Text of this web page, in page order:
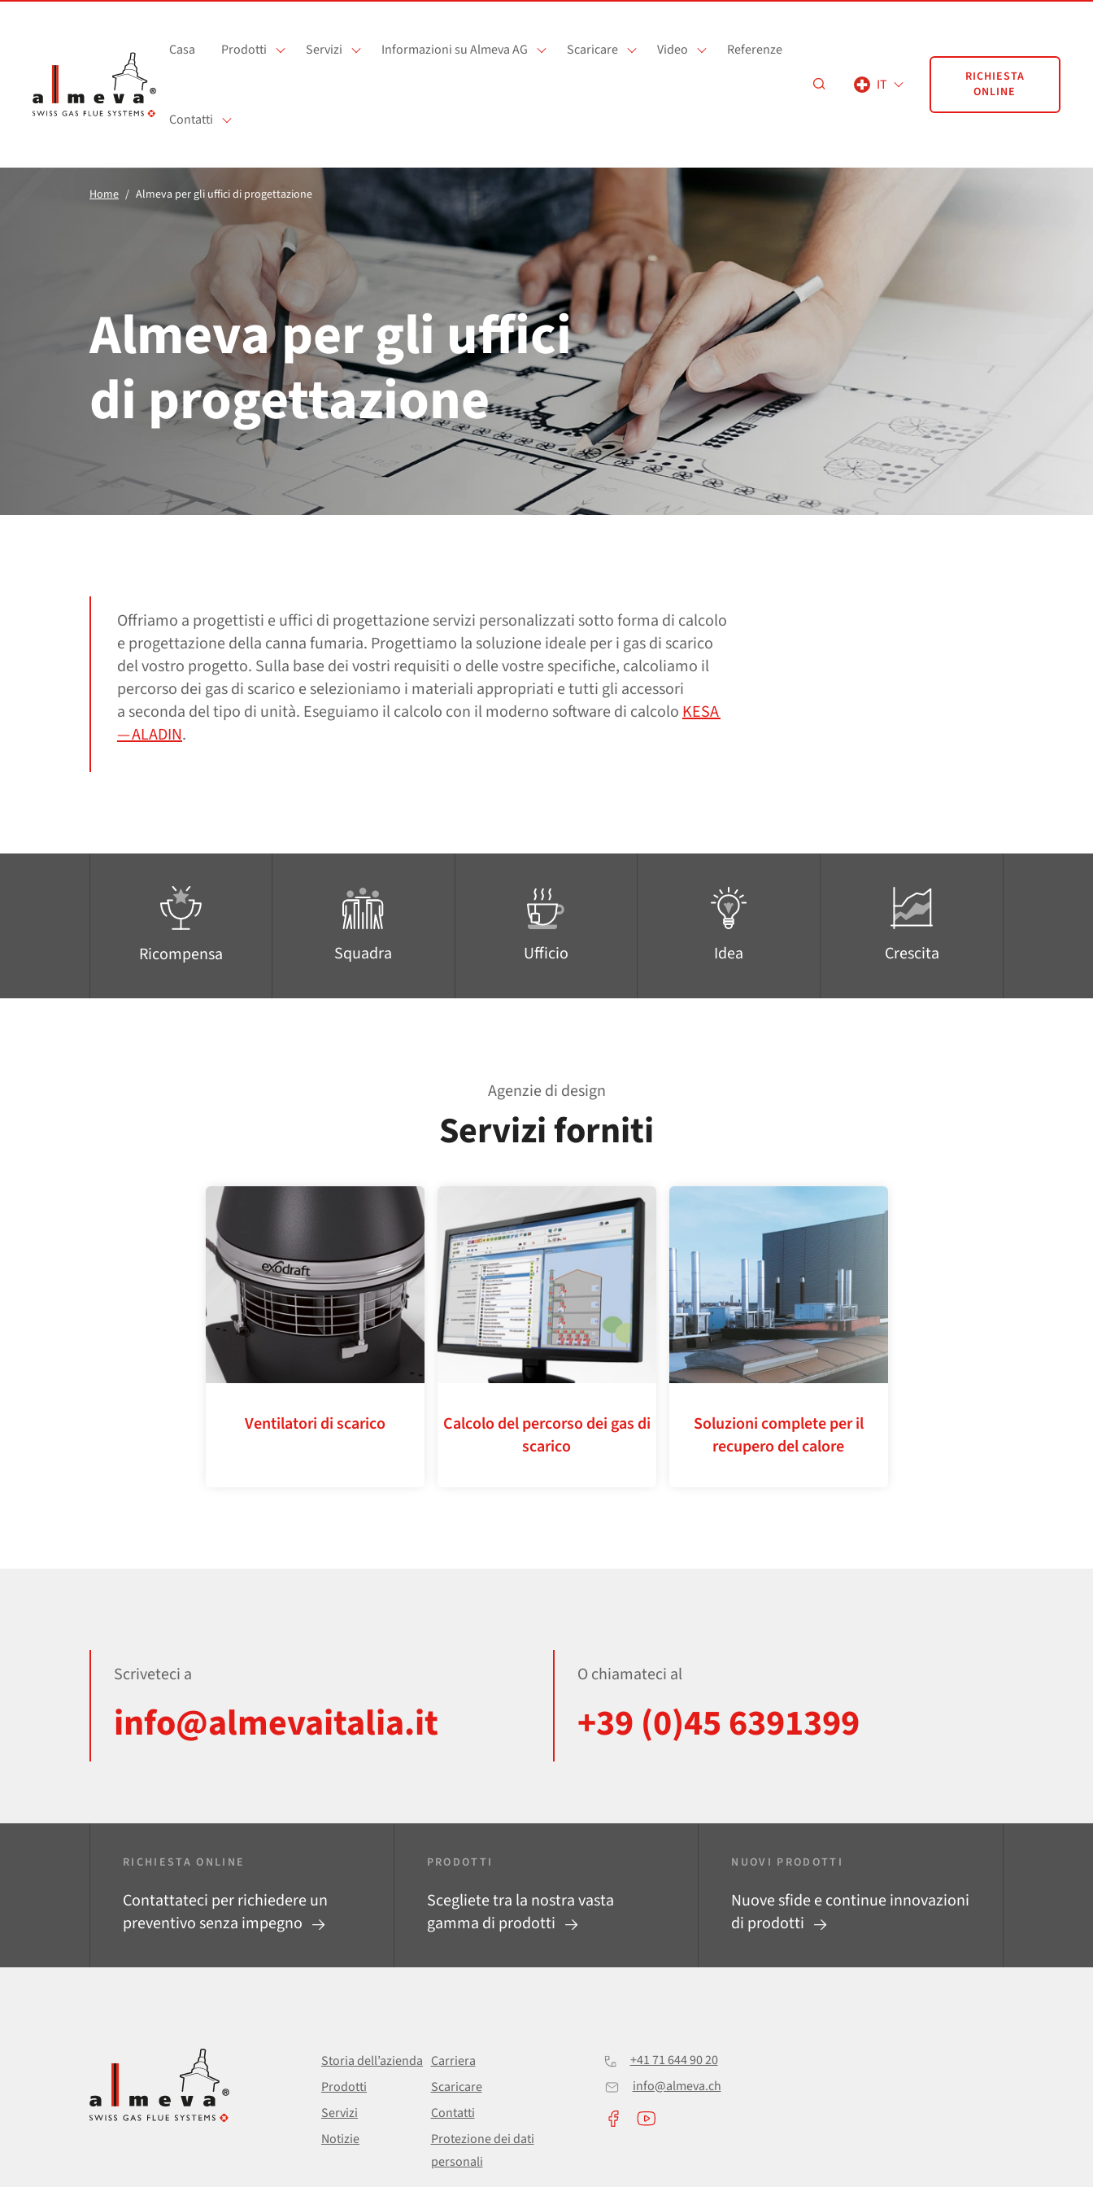
Casa Prodotti Servizi Informazioni su Almeva AG Scaricare Video Referenze
Contatti
IT
RICHIESTA
ONLINE
Home Almeva per gli uffici di progettazione
Almeva per gli uffici
di progettazione
Offriamo a progettisti e uffici di progettazione servizi personalizzati sotto forma di calcolo
e progettazione della canna fumaria. Progettiamo la soluzione ideale per i gas di scarico
del vostro progetto. Sulla base dei vostri requisiti o delle vostre specifiche, calcoliamo il
percorso dei gas di scarico e selezioniamo i materiali appropriati e tutti gli accessori
a seconda del tipo di unità. Eseguiamo il calcolo con il moderno software di calcoloKESA
— ALADIN.
Ricompensa Squadra Ufficio Idea Crescita
Agenzie di design
Servizi forniti
Ventilatori di scarico
Calcolo del percorso dei gas di
scarico
Soluzioni complete per il
recupero del calore
Scriveteci a
info@almevaitalia.it
O chiamateci al
+39 (0)45 6391399
RICHIESTA ONLINE
Contattateci per richiedere un
preventivo senza impegno
PRODOTTI
Scegliete tra la nostra vasta
gamma di prodotti
NUOVI PRODOTTI
Nuove sfide e continue innovazioni
di prodotti
Storia dell’azienda Carriera
Prodotti
Scaricare
Servizi
Contatti
Notizie
Protezione dei dati
personali
+41 71 644 90 20
info@almeva.ch